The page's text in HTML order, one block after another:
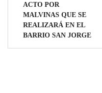
entradas
ACTO POR
MALVINAS QUE SE
REALIZARÁ EN EL
BARRIO SAN JORGE